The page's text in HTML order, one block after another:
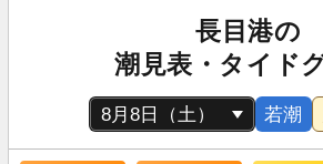
長目港の
潮見表・タイド
若潮